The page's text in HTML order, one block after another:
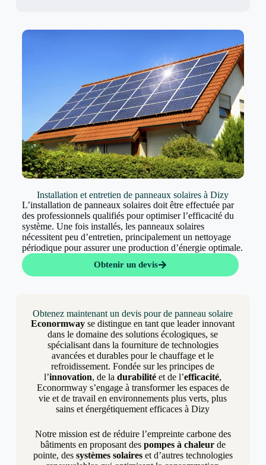
Installation et entretien de panneaux solaires à Dizy
L’installation de panneaux solaires doit être effectuée par
des professionnels qualifiés pour optimiser l’efficacité du
système. Une fois installés, les panneaux solaires
nécessitent peu d’entretien, principalement un nettoyage
périodique pour assurer une production d’énergie optimale.
Obtenir un devis
Obtenez maintenant un devis pour de panneau solaire
Econormway se distingue en tant que leader innovant
dans le domaine des solutions écologiques, se
spécialisant dans la fourniture de technologies
avancées et durables pour le chauffage et le
refroidissement. Fondée sur les principes de
l’innovation, de ladurabilité et de l’efficacité,
Econormway s’engage à transformer les espaces de
vie et de travail en environnements plus verts, plus
sains et énergétiquement efficaces à Dizy
Notre mission est de réduire l’empreinte carbone des
bâtiments en proposant des pompes à chaleurde
pointe, des systèmes solaireset d’autres technologies